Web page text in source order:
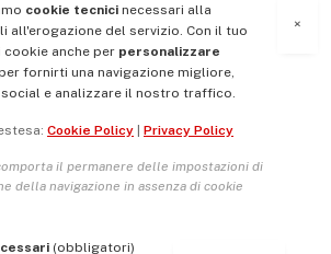
×
cookie tecnici necessari alla
all'erogazione del servizio. Con il tuo
anche per personalizzare
fornirti una navigazione migliore,
e analizzare il nostro traffico.
Cookie Policy Privacy Policy
il permanere delle impostazioni di
della navigazione in assenza di cookie
(obbligatori)